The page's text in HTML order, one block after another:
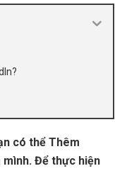
có thể Thêm
Để thực hiện